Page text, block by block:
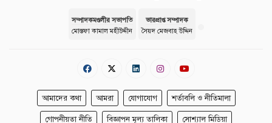
সম্পাদকমণ্ডলীর সভাপতি
মোস্তফা কামাল মহীউদ্দীন
ভারপ্রাপ্ত সম্পাদক
সৈয়দ মেজবাহ উদ্দিন
আমাদের কথা আমরা যোগাযোগ শর্তাবলি ও নীতিমালা
গোপনীয়তা নীতি বিজ্ঞাপন মূল্য তালিকা সোশ্যাল মিডিয়া